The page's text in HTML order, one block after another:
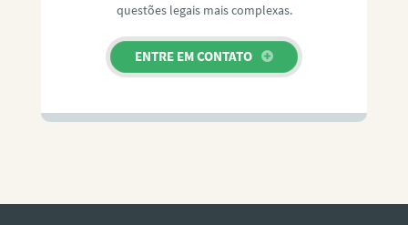
questões legais mais complexas.
ENTRE EM CONTATO